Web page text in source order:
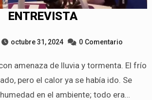
ENTREVISTA
octubre 31, 2024 0 Comentario
pero el calor ya se había ido. Se
en el ambiente; todo era…